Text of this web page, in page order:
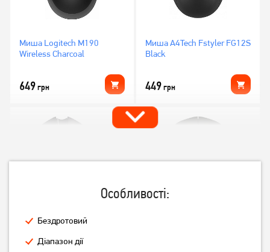
Миша Logitech M190
Wireless Charcoal
649грн
Миша A4Tech Fstyler FG12S
Black
449грн
Black
Особливості:
Бездротовий
Діапазон дії